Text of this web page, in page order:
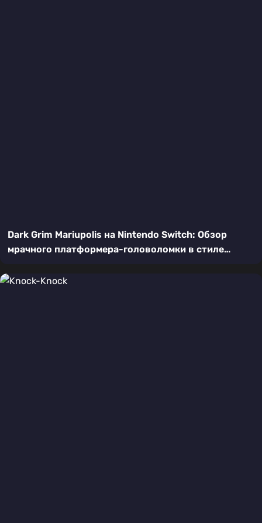
Dark Grim Mariupolis на Nintendo Switch: Обзор
мрачного платформера-головоломки в стиле